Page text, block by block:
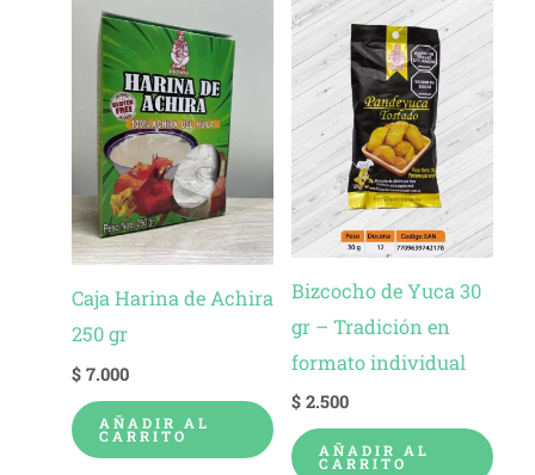
Caja Harina de Achira
250 gr
$ 7.000
AÑADIR AL
CARRITO
Bizcocho de Yuca 30
gr – Tradición en
formato individual
$ 2.500
AÑADIR AL
CARRITO